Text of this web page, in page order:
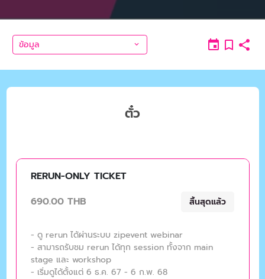
ข้อมูล
ตั๋ว
RERUN-ONLY TICKET
690.00 THB
สิ้นสุดแล้ว
- ดู rerun ได้ผ่านระบบ zipevent webinar
- สามารถรับชม rerun ได้ทุก session ทั้งจาก main
stage และ workshop
- เริ่มดูได้ตั้งแต่ 6 ธ.ค. 67 - 6 ก.พ. 68